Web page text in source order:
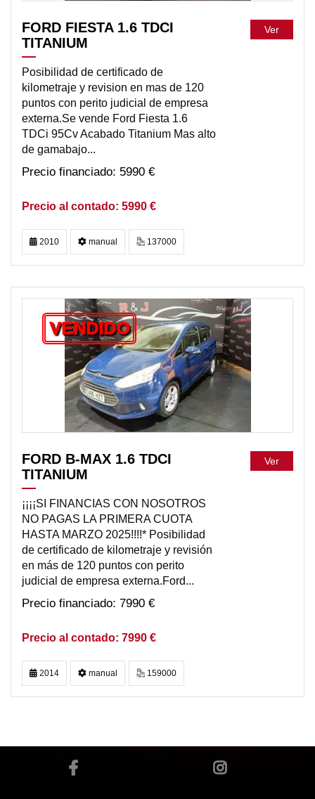
FORD FIESTA 1.6 TDCI
TITANIUM
Posibilidad de certificado de
kilometraje y revision en mas de 120
puntos con perito judicial de empresa
externa.Se vende Ford Fiesta 1.6
TDCi 95Cv Acabado Titanium Mas alto
de gamabajo...
5990 €
5990 €
Ver
2010 manual 137000
VENDIDO
FORD B-MAX 1.6 TDCI
TITANIUM
¡¡¡¡SI FINANCIAS CON NOSOTROS
NO PAGAS LA PRIMERA CUOTA
HASTA MARZO 2025!!!!* Posibilidad
de certificado de kilometraje y revisión
en más de 120 puntos con perito
judicial de empresa externa.Ford...
7990 €
7990 €
Ver
2014 manual 159000